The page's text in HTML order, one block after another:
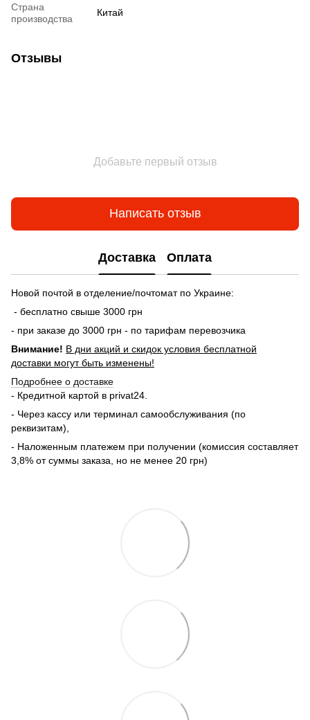
Страна
производства
Китай
Отзывы
Добавьте первый отзыв
Написать отзыв
Доставка Оплата
Новой почтой в отделение/почтомат по Украине:
- бесплатно свыше 3000 грн
- при заказе до 3000 грн - по тарифам перевозчика
Внимание! В дни акций и скидок условия бесплатной
доставки могут быть изменены!
Подробнее о доставке
- Кредитной картой в privat24.
- Через кассу или терминал самообслуживания (по
реквизитам),
- Наложенным платежем при получении (комиссия составляет
3,8% от суммы заказа, но не менее 20 грн)